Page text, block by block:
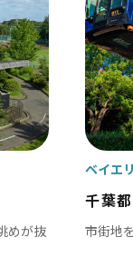
・グラ
ロケ地
売所 ちば
めが抜
千葉
市街地
ベイエ